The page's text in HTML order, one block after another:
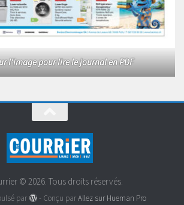
l'image pour lire le journal en PDF
© 2026. Tous droits réservés.
par - Conçu parAllez sur Hueman Pro